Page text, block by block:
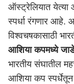
ऑस्ट्रेलियात येत्या
स्पर्धा रंगणार आहे.
विश्वचषकासाठी
आशिया कपमध्ये
भारतीय संघातील
आशिया कप स्पर्धेतून